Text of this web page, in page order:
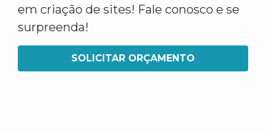
em criação de sites! Fale conosco e se
surpreenda!
SOLICITAR ORÇAMENTO